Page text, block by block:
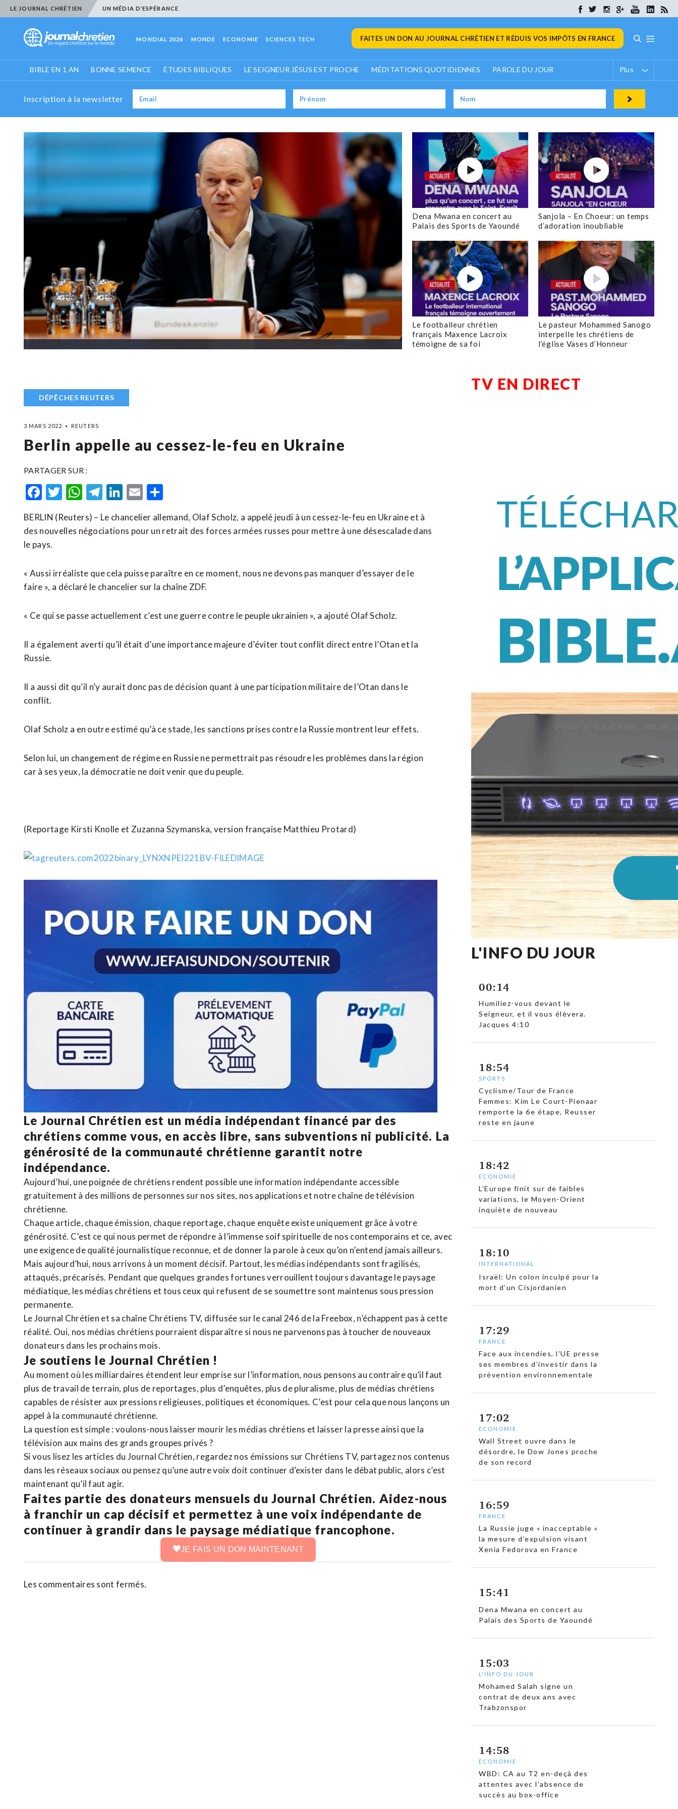
LE JOURNAL CHRÉTIEN UN MÉDIA D’ESPÉRANCE
MONDIAL 2026 MONDE ECONOMIE SCIENCES TECH FAITES UN DON AU JOURNAL CHRÉTIEN ET RÉDUIS VOS IMPÔTS EN FRANCE
BIBLE EN 1 AN BONNE SEMENCE ÉTUDES BIBLIQUES LE SEIGNEUR JÉSUS EST PROCHE MÉDITATIONS QUOTIDIENNES PAROLE DU JOUR Plus
Inscription à la newsletter
Dena Mwana en concert au
Palais des Sports de Yaoundé
Sanjola – En Choeur: un temps
d’adoration inoubliable
Le footballeur chrétien
français Maxence Lacroix
témoigne de sa foi
Le pasteur Mohammed Sanogo
interpelle les chrétiens de
l’église Vases d’Honneur
DÉPÊCHES REUTERS
3 MARS 2022 REUTERS
Berlin appelle au cessez-le-feu en Ukraine
PARTAGER SUR :
Facebook
Twitter
WhatsApp
Telegram
LinkedIn
Email
BERLIN (Reuters) – Le chancelier allemand, Olaf Scholz, a appelé jeudi à un cessez-le-feu en Ukraine et à
des nouvelles négociations pour un retrait des forces armées russes pour mettre à une désescalade dans
le pays.
« Aussi irréaliste que cela puisse paraître en ce moment, nous ne devons pas manquer d’essayer de le
faire », a déclaré le chancelier sur la chaîne ZDF.
« Ce qui se passe actuellement c’est une guerre contre le peuple ukrainien », a ajouté Olaf Scholz.
Il a également averti qu’il était d’une importance majeure d’éviter tout conflit direct entre l’Otan et la
Russie.
Il a aussi dit qu’il n’y aurait donc pas de décision quant à une participation militaire de l’Otan dans le
conflit.
Olaf Scholz a en outre estimé qu’à ce stade, les sanctions prises contre la Russie montrent leur effets.
Selon lui, un changement de régime en Russie ne permettrait pas résoudre les problèmes dans la région
car à ses yeux, la démocratie ne doit venir que du peuple.
(Reportage Kirsti Knolle et Zuzanna Szymanska, version française Matthieu Protard)
Le Journal Chrétien est un média indépendant financé par des
chrétiens comme vous, en accès libre, sans subventions ni publicité. La
générosité de la communauté chrétienne garantit notre
indépendance.
Aujourd’hui, une poignée de chrétiens rendent possible une information indépendante accessible
gratuitement à des millions de personnes sur nos sites, nos applications et notrechaîne de télévision
chrétienne.
Chaque article, chaque émission, chaque reportage, chaque enquête existe uniquement grâce à votre
générosité. C’est ce qui nous permet de répondre à l’immense soif spirituelle de nos contemporains et ce, avec
une exigence de qualité journalistique reconnue, et de donner la parole à ceux qu’on n’entend jamais ailleurs.
Mais aujourd’hui, nous arrivons à un moment décisif. Partout, les médias indépendants sont fragilisés,
attaqués, précarisés. Pendant que quelques grandes fortunes verrouillent toujours davantage le paysage
médiatique, les médias chrétiens et tous ceux qui refusent de se soumettre sont maintenus sous pression
permanente.
Le Journal Chrétien et sa chaîne Chrétiens TV, diffusée sur le canal 246 de la Freebox, n’échappent pas à cette
réalité. Oui, nos médias chrétiens pourraient disparaître si nous ne parvenons pas à toucher de nouveaux
donateurs dans les prochains mois.
Je soutiens le Journal Chrétien !
Au moment où les milliardaires étendent leur emprise sur l’information, nous pensons au contraire qu’il faut
plus de travail de terrain, plus de reportages, plus d’enquêtes, plus de pluralisme, plus de médias chrétiens
capables de résister aux pressions religieuses, politiques et économiques. C’est pour cela que nous lançons un
appel à la communauté chrétienne.
La question est simple : voulons-nous laisser mourir les médias chrétiens et laisser la presse ainsi que la
télévision aux mains des grands groupes privés ?
Si vous lisez les articles du Journal Chrétien, regardez nos émissions sur Chrétiens TV, partagez nos contenus
dans les réseaux sociaux ou pensez qu’une autre voix doit continuer d’exister dans le débat public, alors c’est
maintenant qu’il faut agir.
Faites partie des donateurs mensuels du Journal Chrétien. Aidez-nous
à franchir un cap décisif et permettez à une voix indépendante de
continuer à grandir dans le paysage médiatique francophone.
JE FAIS UN DON MAINTENANT
Les commentaires sont fermés.
TV EN DIRECT
L'INFO DU JOUR
00:14
Humiliez-vous devant le
Seigneur, et il vous élèvera.
Jacques 4:10
18:54
SPORTS
Cyclisme/Tour de France
Femmes: Kim Le Court-Pienaar
remporte la 6e étape, Reusser
reste en jaune
18:42
ECONOMIE
L’Europe finit sur de faibles
variations, le Moyen-Orient
inquiète de nouveau
18:10
INTERNATIONAL
Israël: Un colon inculpé pour la
mort d’un Cisjordanien
17:29
FRANCE
Face aux incendies, l’UE presse
ses membres d’investir dans la
prévention environnementale
17:02
ECONOMIE
Wall Street ouvre dans le
désordre, le Dow Jones proche
de son record
16:59
FRANCE
La Russie juge « inacceptable »
la mesure d’expulsion visant
Xenia Fedorova en France
15:41
Dena Mwana en concert au
Palais des Sports de Yaoundé
15:03
L'INFO DU JOUR
Mohamed Salah signe un
contrat de deux ans avec
Trabzonspor
14:58
ECONOMIE
WBD: CA au T2 en-deçà des
attentes avec l’absence de
succès au box-office